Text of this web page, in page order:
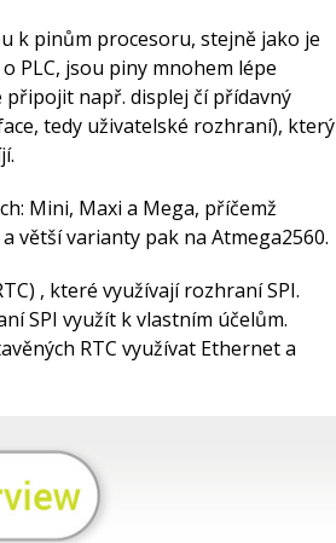
k pinům procesoru, stejně jako je
PLC, jsou piny mnohem lépe
připojit např. displej čí přídavný
tedy uživatelské rozhraní), který
Mini, Maxi a Mega, příčemž
větší varianty pak na Atmega2560.
, které využívají rozhraní SPI.
SPI využít k vlastním účelům.
RTC využívat Ethernet a